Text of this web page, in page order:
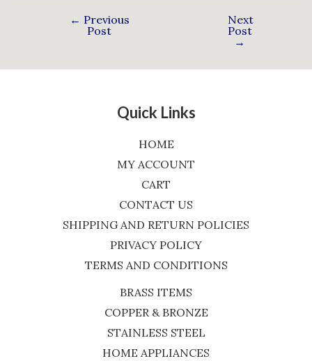
← Previous
Post
Next
Post
→
Quick Links
HOME
MY ACCOUNT
CART
CONTACT US
SHIPPING AND RETURN POLICIES
PRIVACY POLICY
TERMS AND CONDITIONS
BRASS ITEMS
COPPER & BRONZE
STAINLESS STEEL
HOME APPLIANCES